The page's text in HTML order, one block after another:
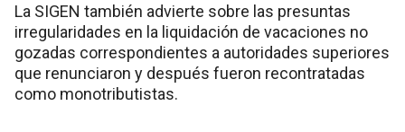
La SIGEN también advierte sobre las presuntas
irregularidades en la liquidación de vacaciones no
gozadas correspondientes a autoridades superiores
que renunciaron y después fueron recontratadas
como monotributistas.